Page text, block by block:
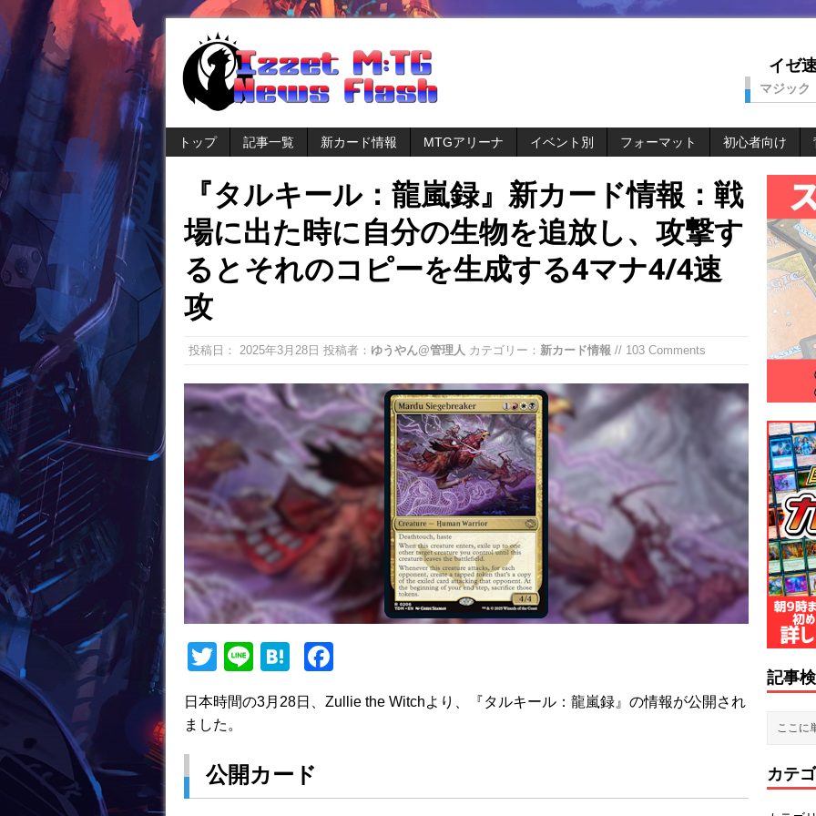
イゼ
マジック
トップ 記事一覧 新カード情報 MTGアリーナ イベント別 フォーマット 初心者向け
『タルキール：龍嵐録』新カード情報：戦
場に出た時に自分の生物を追放し、攻撃す
るとそれのコピーを生成する4マナ4/4速
攻
投稿日： 2025年3月28日 投稿者： ゆうやん@管理人 カテゴリー： 新カード情報 // 103 Comments
T
w
itt
Li
e
H
e
a
c
o
日本時間の3月28日、Zullie the Witchより、『タルキール：龍嵐録』の情報が公開され
ました。
公開カード
記事
カテ